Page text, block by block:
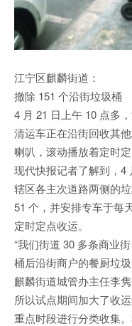
江宁区麒麟街道：
撤除 151 个沿街垃圾桶
4 月 21 日上午 10 点多
清运车正在沿街回收其
喇叭，滚动播放着定时
现代快报记者了解到，4
辖区各主次道路两侧的
51 个，并安排专车于每
定时定点收运。
“我们街道 30 多条商业
桶后沿街商户的餐厨垃
麒麟街道城管办主任李
所以试点期间加大了收
重点时段进行分类收集